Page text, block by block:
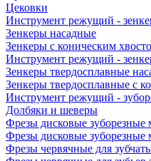
Цековки
Инструмент режущий -
Зенкеры насадные
Зенкеры с коническим
Инструмент режущий -
Зенкеры твердосплавные
Зенкеры твердосплавные с
Инструмент режущий -
Долбяки и шеверы
Фрезы дисковые зуборезные
Фрезы дисковые зуборезные
Фрезы червячные для